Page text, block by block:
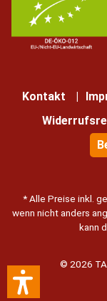
Kontakt
* Alle Preise inkl.
wenn nicht anders
kann
© 2026